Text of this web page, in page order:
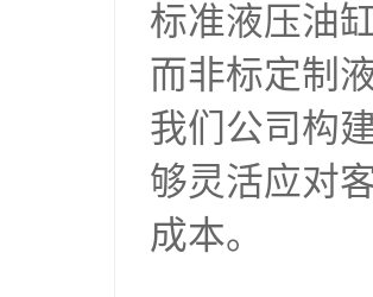
标准液压油
而非标定制
我们公司构
够灵活应对
成本。